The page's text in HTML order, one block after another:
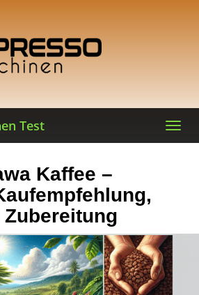
Test
Kaffee –